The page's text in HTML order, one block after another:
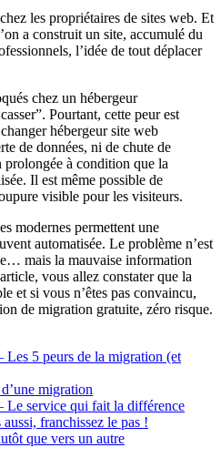
les propriétaires de sites web. Et
a construit un site, accumulé du
l’idée de tout déplacer
chez un hébergeur
Pourtant, cette peur est
hébergeur site web
de données, ni de chute de
à condition que la
Il est même possible de
visible pour les visiteurs.
modernes permettent une
automatisée. Le problème n’est
mais la mauvaise information
vous allez constater que la
et si vous n’êtes pas convaincu,
de migration gratuite, zéro risque.
Les 5 peurs de la migration (et
migration
service qui fait la différence
franchissez le pas !
que vers un autre